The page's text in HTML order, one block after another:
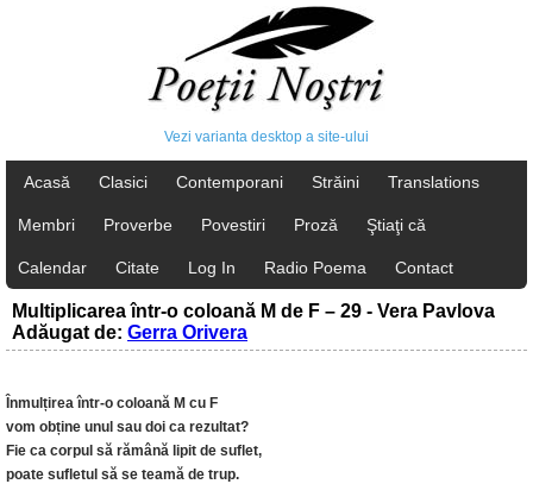
Vezi varianta desktop a site-ului
Acasă Clasici Contemporani Străini Translations
Membri Proverbe Povestiri Proză Ştiaţi că
Calendar Citate Log In Radio Poema Contact
Multiplicarea într-o coloană M de F – 29 - Vera Pavlova
Adăugat de: Gerra Orivera
Înmulțirea într-o coloană M cu F
vom obține unul sau doi ca rezultat?
Fie ca corpul să rămână lipit de suflet,
poate sufletul să se teamă de trup.